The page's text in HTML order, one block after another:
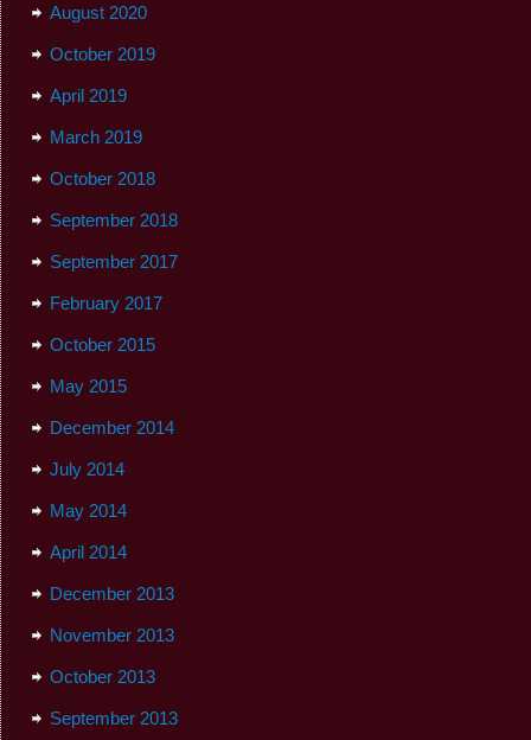
August 2020
October 2019
April 2019
March 2019
October 2018
September 2018
September 2017
February 2017
October 2015
May 2015
December 2014
July 2014
May 2014
April 2014
December 2013
November 2013
October 2013
September 2013